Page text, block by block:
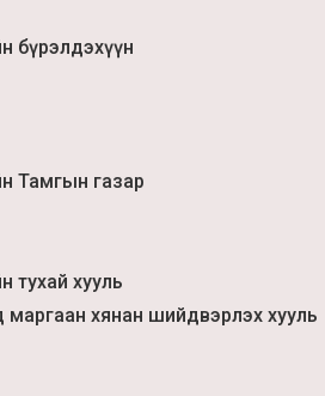
бүрэлдэхүүн
Тамгын газар
тухай хууль
маргаан хянан шийдвэрлэх хууль